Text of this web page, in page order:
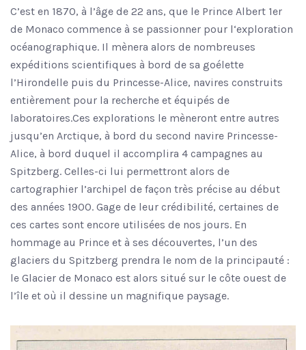
C’est en 1870, à l’âge de 22 ans, que le Prince Albert 1er
de Monaco commence à se passionner pour l‘exploration
océanographique. Il mènera alors de nombreuses
expéditions scientifiques à bord de sa goélette
l’Hirondelle puis du Princesse-Alice, navires construits
entièrement pour la recherche et équipés de
laboratoires.Ces explorations le mèneront entre autres
jusqu’en Arctique, à bord du second navire Princesse-
Alice, à bord duquel il accomplira 4 campagnes au
Spitzberg. Celles-ci lui permettront alors de
cartographier l’archipel de façon très précise au début
des années 1900. Gage de leur crédibilité, certaines de
ces cartes sont encore utilisées de nos jours. En
hommage au Prince et à ses découvertes, l’un des
glaciers du Spitzberg prendra le nom de la principauté :
le Glacier de Monaco est alors situé sur le côte ouest de
l’île et où il dessine un magnifique paysage.